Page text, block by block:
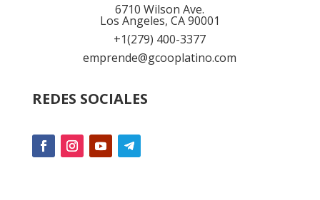
6710 Wilson Ave.
Los Angeles, CA 90001
+1(279) 400-3377
emprende@gcooplatino.com
REDES SOCIALES